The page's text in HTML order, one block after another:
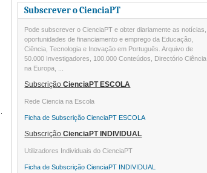
Subscrever o CienciaPT
Pode subscrever o CienciaPT e obter diariamente as notícias,
oportunidades de financiamento e emprego da Educação,
Ciência, Tecnologia e Inovação em Português. Arquivo de
50.000 Investigadores, 100.000 Conteúdos, Directório Ciência
na Europa, ...
SubscriçãoCienciaPT ESCOLA
Rede Ciencia na Escola
Ficha de Subscrição CienciaPT ESCOLA
SubscriçãoCienciaPT INDIVIDUAL
Utilizadores Individuais do CienciaPT
Ficha de Subscrição CienciaPT INDIVIDUAL